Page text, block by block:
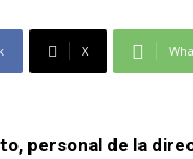
X
personal de la